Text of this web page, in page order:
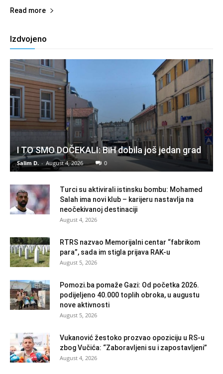
Read more
Izdvojeno
I TO SMO DOČEKALI: BiH dobila još jedan grad
Salim D. - August 4, 2026 0
Turci su aktivirali istinsku bombu: Mohamed
Salah ima novi klub – karijeru nastavlja na
neočekivanoj destinaciji
August 4, 2026
RTRS nazvao Memorijalni centar “fabrikom
para”, sada im stigla prijava RAK-u
August 5, 2026
Pomozi.ba pomaže Gazi: Od početka 2026.
podijeljeno 40.000 toplih obroka, u augustu
nove aktivnosti
August 5, 2026
Vukanović žestoko prozvao opoziciju u RS-u
zbog Vučića: “Zaboravljeni su i zapostavljeni”
August 4, 2026